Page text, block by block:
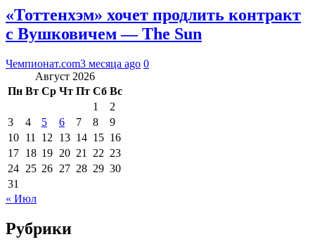
«Тоттенхэм» хочет продлить контракт
с Вушковичем — The Sun
Чемпионат.com3 месяца ago 0
Август 2026
Пн Вт Ср Чт Пт Сб Вс
1
2
3
4 5 6 7 8
9
10 11 12 13 14 15 16
17 18 19 20 21 22 23
24 25 26 27 28 29 30
31
« Июл
Рубрики